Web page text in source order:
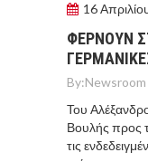
16
ΦΕΡΝΟΥΝ
By:Newsroom
Του
Βουλής προς
τις